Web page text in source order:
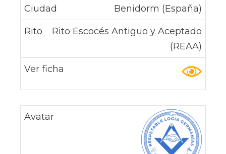
Benidorm (España)
Rito Escocés Antiguo y Aceptado
(REAA)